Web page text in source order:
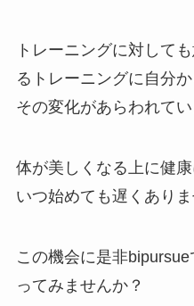
トレーニングに対して
るトレーニングに自分
その変化があらわれてい
体が美しくなる上に健
いつ始めても遅くありま
この機会に是非
ってみませんか？